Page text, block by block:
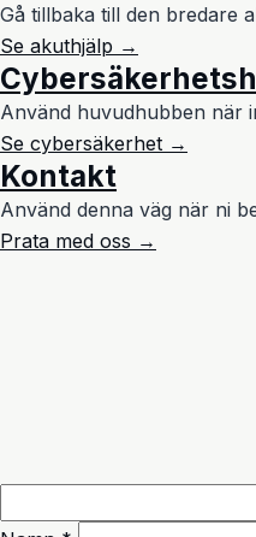
Gå tillbaka till den bredare
Se akuthjälp →
Använd huvudhubben när
Se cybersäkerhet →
Kontakt
Använd denna väg när ni
Prata med oss →